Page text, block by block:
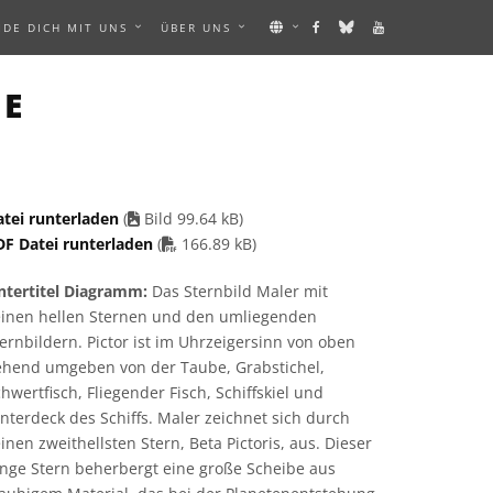
DICH MIT UNS ÜBER UNS
IMAGE
runterladen (
Bild 99.64 kB)
Datei runterladen ( PDF file
166.89 kB)
Diagramm: Das Sternbild Maler mit
hellen Sternen und den umliegenden
Pictor ist im Uhrzeigersinn von oben
umgeben von der Taube, Grabstichel,
Fliegender Fisch, Schiffskiel und
des Schiffs. Maler zeichnet sich durch
zweithellsten Stern, Beta Pictoris, aus. Dieser
Stern beherbergt eine große Scheibe aus